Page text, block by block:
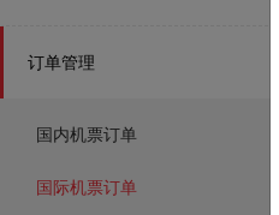
订单管理
国内机票订单
国际机票订单